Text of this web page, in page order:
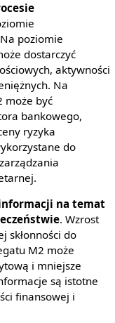
poziomie
dostarczyć
aktywności
Na
może być
bankowego,
ryzyka
do
na temat
. Wzrost
skłonności do
M2 może
i mniejsze
są istotne
finansowej i